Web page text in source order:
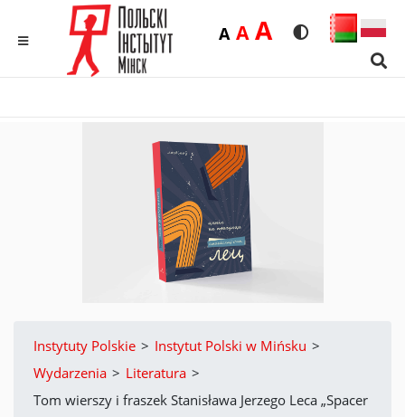
Rozmiar
ADomyślna
AŚrednia
ADużaWersja
Instytuty Polskie > Instytut Polski w Mińsku >
Wydarzenia > Literatura >
Tom wierszy i fraszek Stanisława Jerzego Leca „Spacer